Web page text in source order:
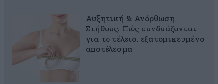
Αυξητική & Ανόρθωση
Στήθους: Πώς συνδυάζονται
για το τέλειο, εξατομικευμένο
αποτέλεσμα